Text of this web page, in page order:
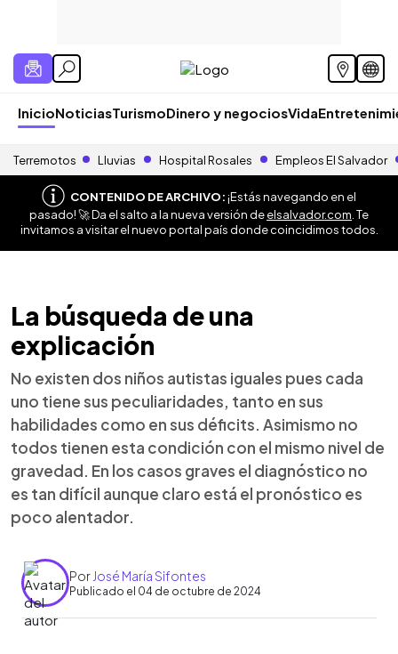
InicioNoticiasTurismoDinero y negociosVida
Terremotos Lluvias Hospital Rosales Empleos El Salvador
CONTENIDO DE ARCHIVO:¡Estás navegando en el
pasado! 🚀 Da el salto a la nueva versión deelsalvador.com . Te
invitamos a visitar el nuevo portal país donde coincidimos todos.
La búsqueda de una
explicación
No existen dos niños autistas iguales pues cada
uno tiene sus peculiaridades, tanto en sus
habilidades como en sus déficits. Asimismo no
todos tienen esta condición con el mismo nivel de
gravedad. En los casos graves el diagnóstico no
es tan difícil aunque claro está el pronóstico es
poco alentador.
Por José María Sifontes
Publicado el 04 de octubre de 2024